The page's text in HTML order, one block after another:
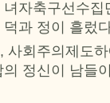
자축구선수
과 정이 흘렀
사회주의제도
정신이 남들